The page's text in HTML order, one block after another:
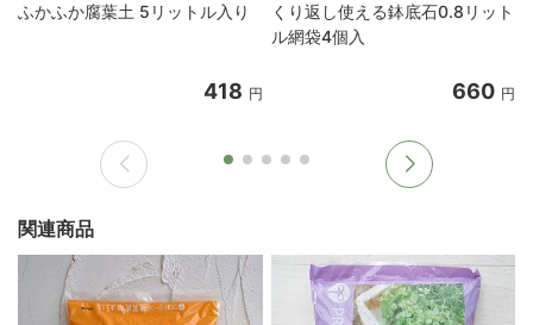
ふかふか腐葉土 5リットル入り
418 円
くり返し使える鉢底石0.8リット
ル網袋4個入
660 円
関連商品